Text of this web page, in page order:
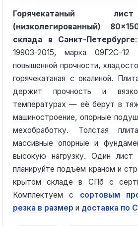
Горячекатаный
(низколегированный)
склада в Санкт-Петербурге
19903-2015, марка 09Г2С-12
повышенной прочности,
горячекатаная с окалиной.
держит прочность и
температурах — её берут в
машиностроение, опорные
мехобработку. Толстая
массивные опорные и
высокую нагрузку. Один
планируйте подъём краном и
крытом складе в СПб с
Комплектуем с сортовым
резка в размер и доставка по